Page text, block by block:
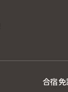
合宿